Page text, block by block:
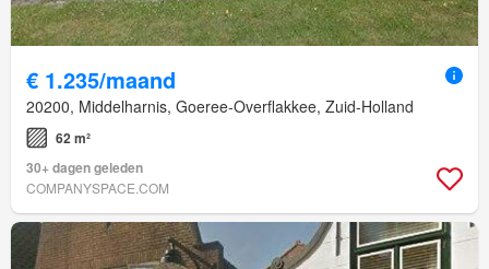
€ 1.235/maand
20200, Middelharnis, Goeree-Overflakkee, Zuid-Holland
62 m²
30+ dagen geleden
COMPANYSPACE.COM